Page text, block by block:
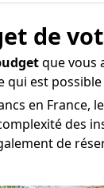
de
que vous
est
en France,
des
de